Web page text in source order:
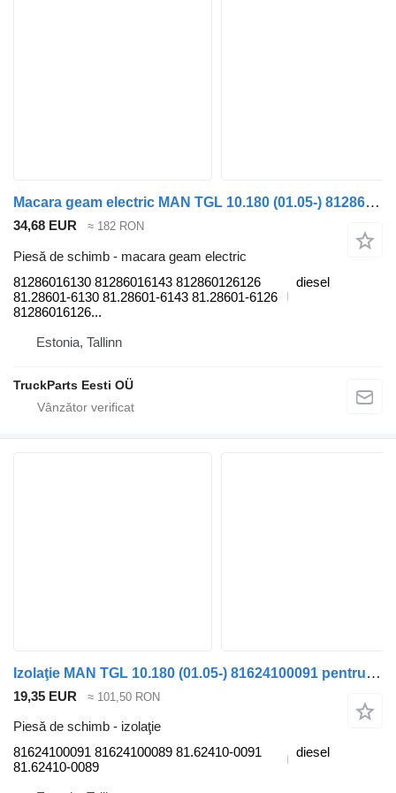
Macara geam electric MAN TGL 10.180 (01.05-) 81286016130 pentru cap tractor MAN TGL, TGM, TGS, TGX (2005-2021)
34,68 EUR ≈ 182 RON
Piesă de schimb - macara geam electric
81286016130 81286016143 812860126126
81.28601-6130 81.28601-6143 81.28601-6126
81286016126...
diesel
Estonia, Tallinn
TruckParts Eesti OÜ
Izolaţie MAN TGL 10.180 (01.05-) 81624100091 pentru cap tractor MAN TGL, TGM, TGS, TGX (2005-2021)
19,35 EUR ≈ 101,50 RON
Piesă de schimb - izolaţie
81624100091 81624100089 81.62410-0091
81.62410-0089
diesel